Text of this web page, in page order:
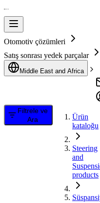
Otomotiv çözümleri
Satış sonrası yedek parçalar
Middle East and Africa
Filtrele ve
Ara
Ürün
kataloğu
Steering
and
products